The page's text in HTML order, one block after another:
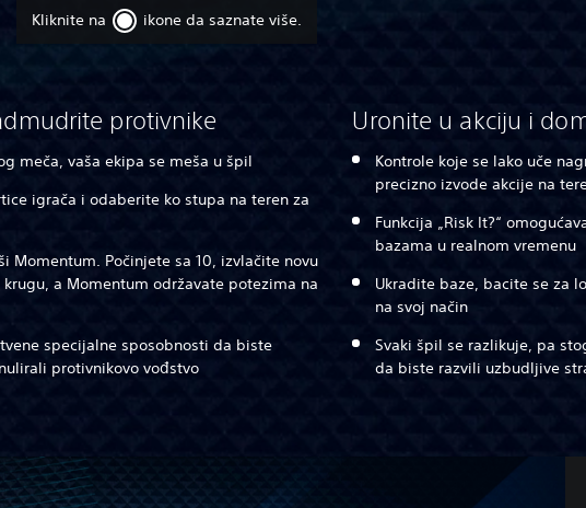
Kliknite na ikone da saznate više.
protivnike
meča, vaša ekipa se meša u špil
igrača i odaberite ko stupa na teren za
Momentum. Počinjete sa 10, izvlačite novu
krugu, a Momentum održavate potezima na
specijalne sposobnosti da biste
protivnikovo vođstvo
Uronite u akciju i
Kontrole koje se lako uče
precizno izvode akcije na
Funkcija „Risk It?“
bazama u realnom vremenu
Ukradite baze, bacite se za
na svoj način
Svaki špil se razlikuje, pa
da biste razvili uzbudljive